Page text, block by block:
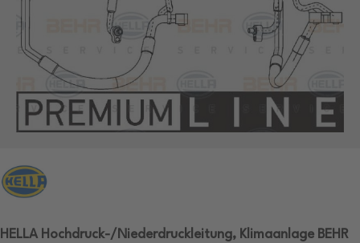
HELLA Hochdruck-/Niederdruckleitung, Klimaanlage BEHR